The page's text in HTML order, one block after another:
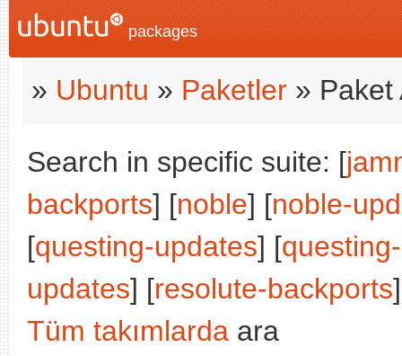
packages
» Ubuntu » Paketler » Paket
Search in specific suite: [
backports] [noble] [noble-
[questing-updates] [
updates] [resolute-backports
Tüm takımlarda ara